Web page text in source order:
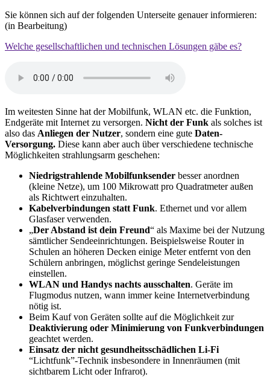
Sie können sich auf der folgenden Unterseite genauer informieren:
(in Bearbeitung)
Welche gesellschaftlichen und technischen Lösungen gäbe es?
Im weitesten Sinne hat der Mobilfunk, WLAN etc. die Funktion,
Endgeräte mit Internet zu versorgen. Nicht der Funk als solches ist
also das Anliegen der Nutzer, sondern eine gute Daten-
Versorgung. Diese kann aber auch über verschiedene technische
Möglichkeiten strahlungsarm geschehen:
Niedrigstrahlende Mobilfunksender besser anordnen
(kleine Netze), um 100 Mikrowatt pro Quadratmeter außen
als Richtwert einzuhalten.
Kabelverbindungen statt Funk. Ethernet und vor allem
Glasfaser verwenden.
„Der Abstand ist dein Freund“ als Maxime bei der Nutzung
sämtlicher Sendeeinrichtungen. Beispielsweise Router in
Schulen an höheren Decken einige Meter entfernt von den
Schülern anbringen, möglichst geringe Sendeleistungen
einstellen.
WLAN und Handys nachts ausschalten. Geräte im
Flugmodus nutzen, wann immer keine Internetverbindung
nötig ist.
Beim Kauf von Geräten sollte auf die Möglichkeit zur
Deaktivierung oder Minimierung von Funkverbindungen
geachtet werden.
Einsatz der nicht gesundheitsschädlichen Li-Fi
“Lichtfunk”-Technik insbesondere in Innenräumen (mit
sichtbarem Licht oder Infrarot).